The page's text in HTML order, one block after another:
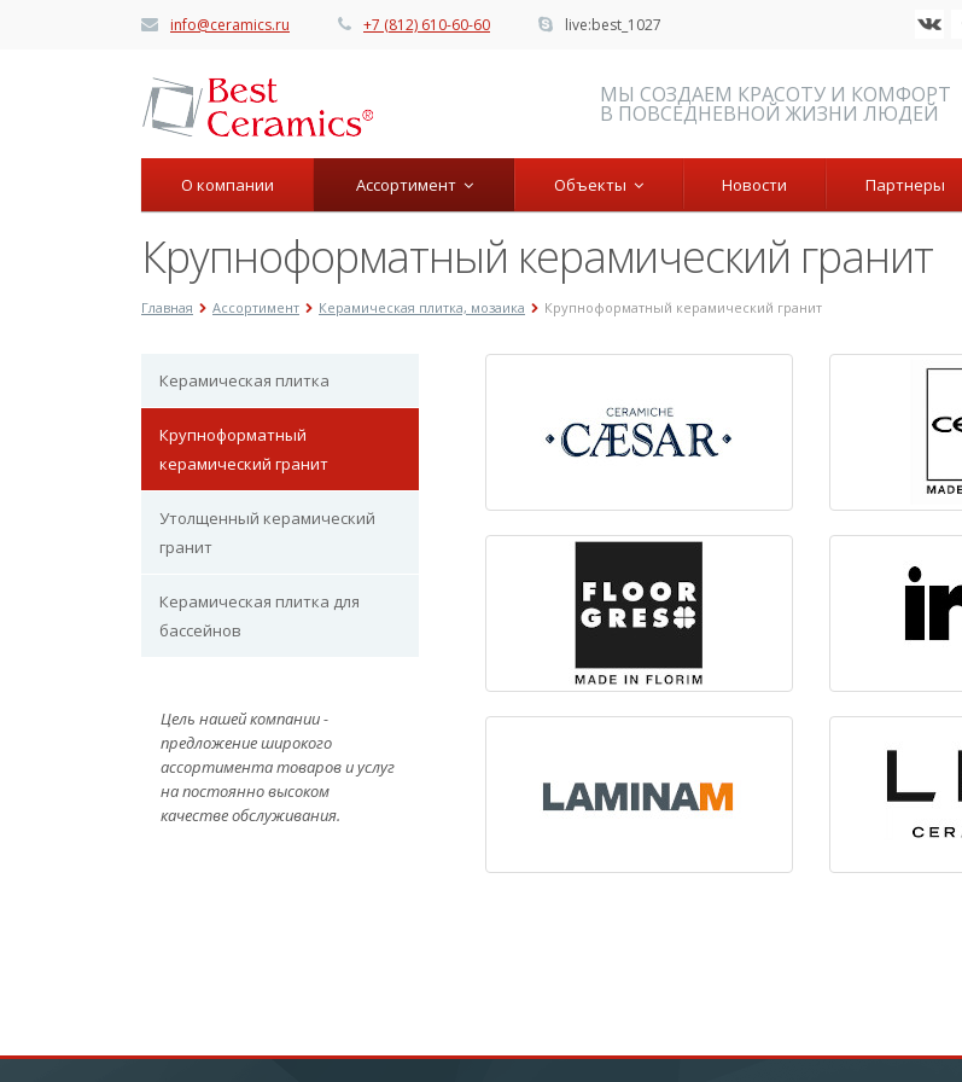
info@ceramics.ru +7 (812) 610-60-60 live:best_1027
МЫ СОЗДАЕМ КРАСОТУ И КОМФОРТ
В ПОВСЕДНЕВНОЙ ЖИЗНИ ЛЮДЕЙ
О компании Ассортимент Объекты Новости Партнеры
Крупноформатный керамический гранит
Главная Ассортимент Керамическая плитка, мозаика Крупноформатный керамический гранит
Керамическая плитка
Крупноформатный
керамический гранит
Утолщенный керамический
гранит
Керамическая плитка для
бассейнов
Цель нашей компании -
предложение широкого
ассортимента товаров и услуг
на постоянно высоком
качестве обслуживания.